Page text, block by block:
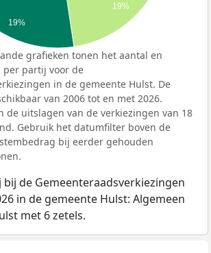
19%
19%
grafieken tonen het aantal en
per partij voor de
in de gemeente Hulst. De
van 2006 tot en met 2026.
de uitslagen van de verkiezingen van 18
Gebruik het datumfilter boven de
bij eerder gehouden
de Gemeenteraadsverkiezingen
in de gemeente Hulst: Algemeen
met 6 zetels.